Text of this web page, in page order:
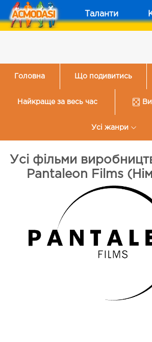
Таланти
Головна Що подивитись
Найкраще за весь час
Усі жанри
Усі фільми
Pantaleon Films